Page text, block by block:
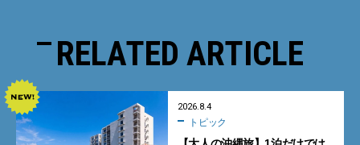
RELATED ARTICLE
2026.8.4
トピック